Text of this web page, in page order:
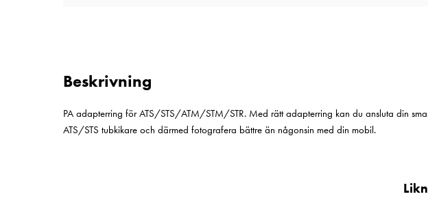
Beskrivning
PA adapterring för ATS/STS/ATM/STM/STR. Med rätt adapterring kan du ansluta din
ATS/STS tubkikare och därmed fotografera bättre än någonsin med din mobil.